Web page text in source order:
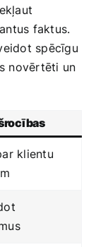
faktus.
spēcīgu
novērtēti un
klientu⁢